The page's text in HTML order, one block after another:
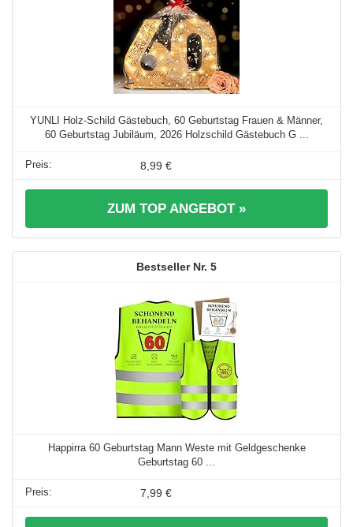
YUNLI Holz-Schild Gästebuch, 60 Geburtstag Frauen & Männer,
60 Geburtstag Jubiläum, 2026 Holzschild Gästebuch G ...
8,99 €
ZUM TOP ANGEBOT »
5
Happirra 60 Geburtstag Mann Weste mit Geldgeschenke
Geburtstag 60 ...
7,99 €